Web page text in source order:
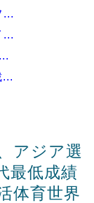
...
...
...
アジア選
最低成績
体育世界